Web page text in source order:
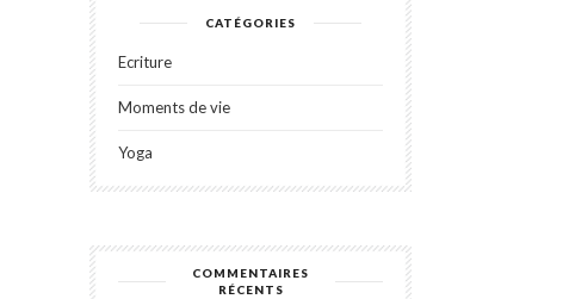
CATÉGORIES
Ecriture
Moments de vie
Yoga
COMMENTAIRES
RÉCENTS